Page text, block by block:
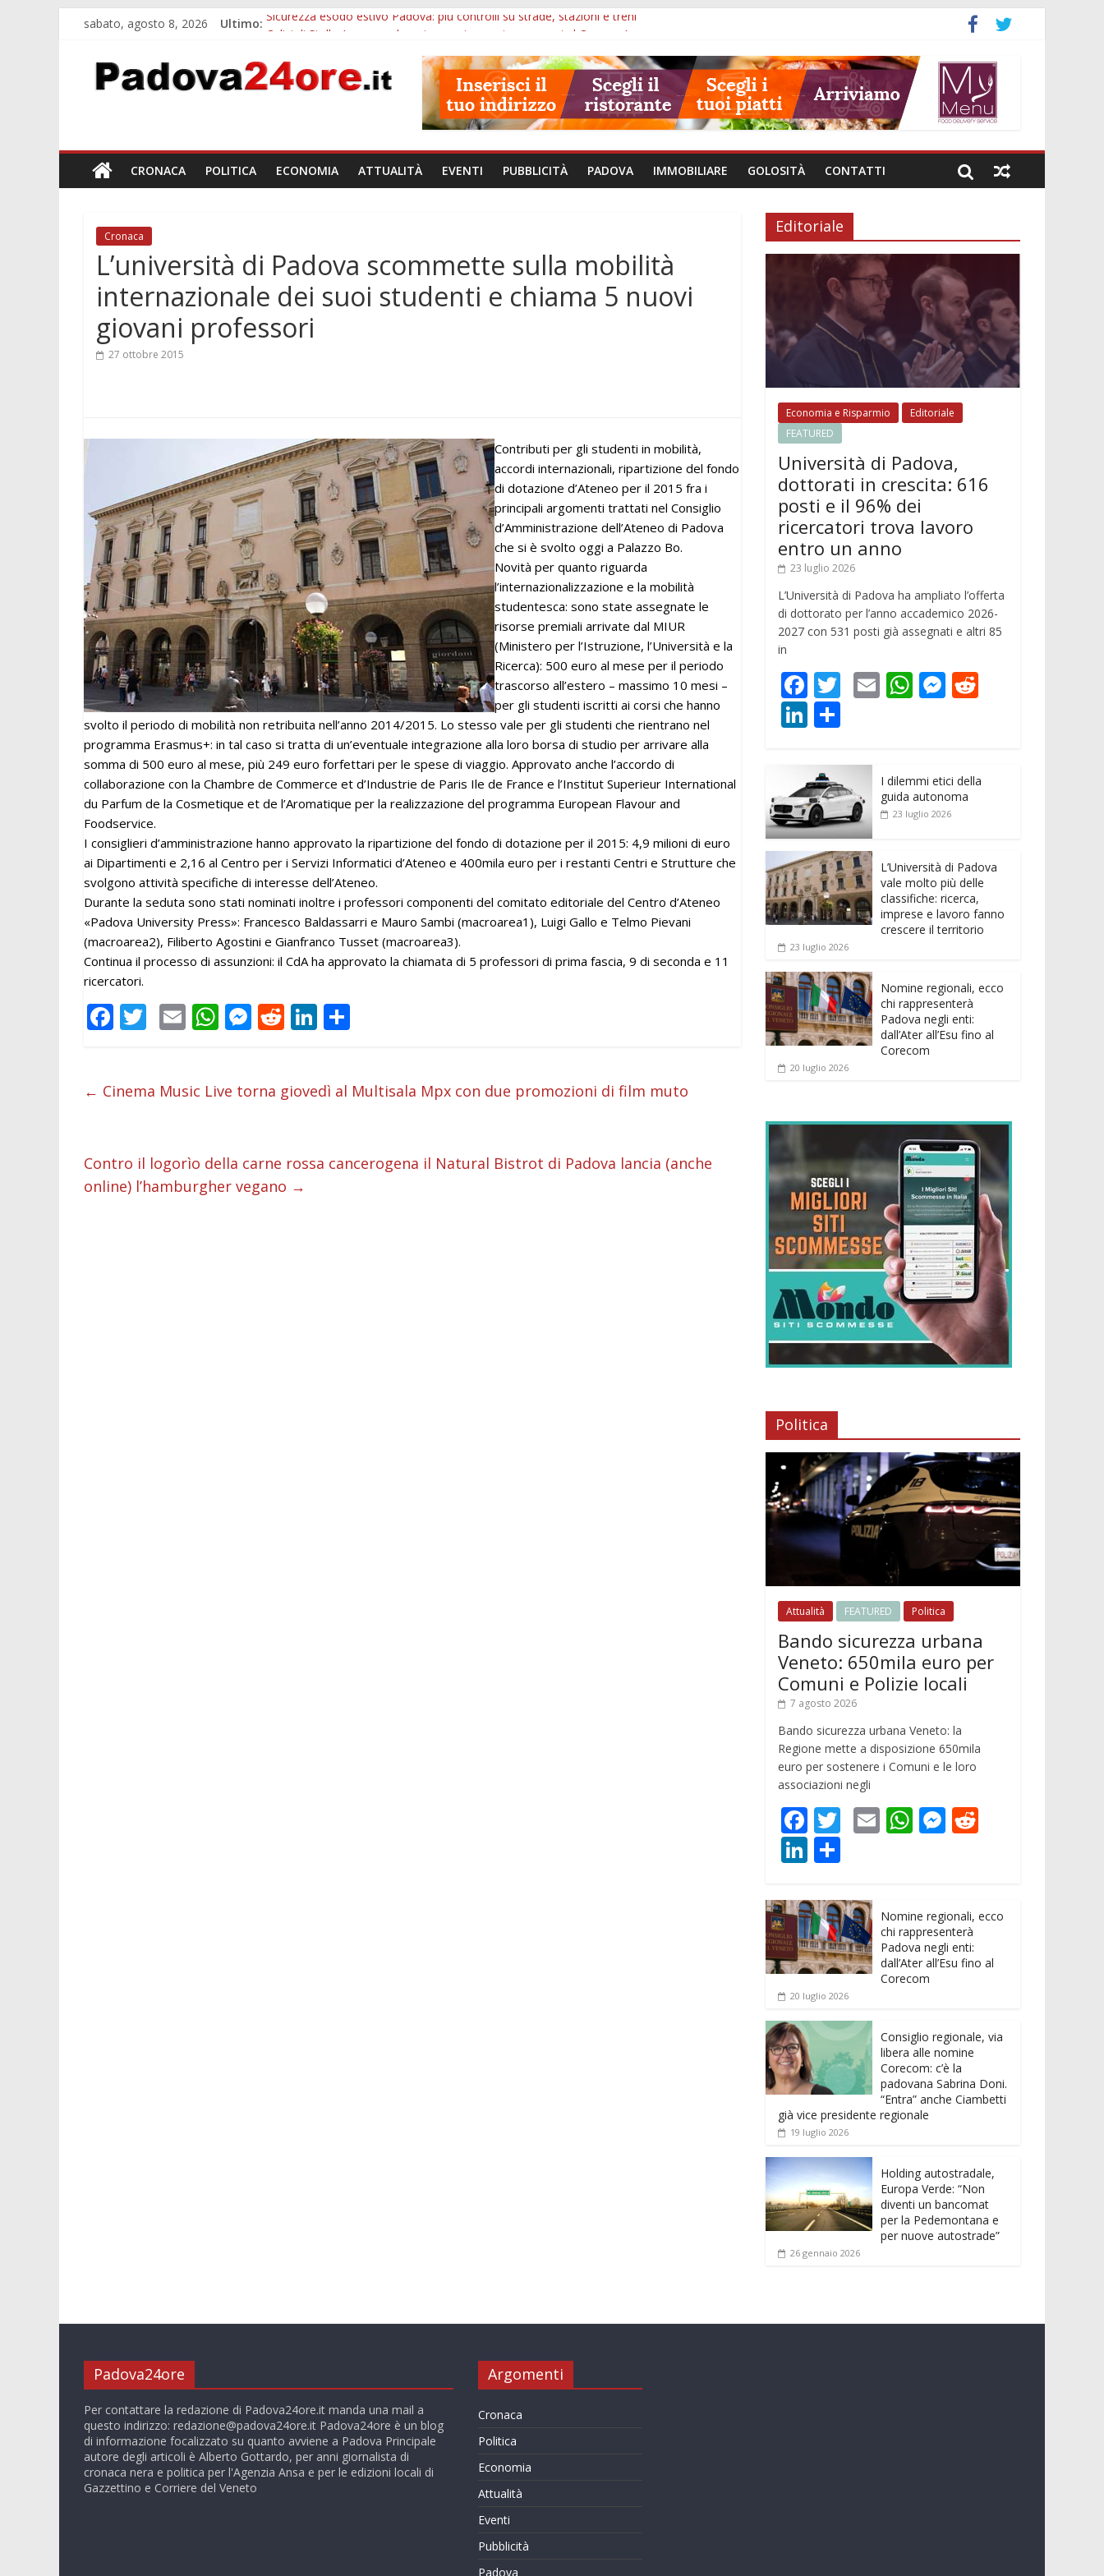
sabato, agosto 8, 2026 Ultimo: Sicurezza esodo estivo Padova: più controlli su strade, stazioni e treni
Notizie di Padova alle ore 10: censimento a Monselice, arresto antidroga e siccità
Notizie di Padova alle ore 23: maltrattamenti, arresto a Limena e progetto Cool Shop
Bando sicurezza urbana Veneto: 650mila euro per Comuni e Polizie locali
CRONACA POLITICA ECONOMIA ATTUALITÀ EVENTI PUBBLICITÀ PADOVA IMMOBILIARE GOLOSITÀ CONTATTI
Cronaca
L’università di Padova scommette sulla mobilità
internazionale dei suoi studenti e chiama 5 nuovi
giovani professori
27 ottobre 2015
Contributi per gli studenti in mobilità,
accordi internazionali, ripartizione del fondo
di dotazione d’Ateneo per il 2015 fra i
principali argomenti trattati nel Consiglio
d’Amministrazione dell’Ateneo di Padova
che si è svolto oggi a Palazzo Bo.
Novità per quanto riguarda
l’internazionalizzazione e la mobilità
studentesca: sono state assegnate le
risorse premiali arrivate dal MIUR
(Ministero per l’Istruzione, l’Università e la
Ricerca): 500 euro al mese per il periodo
trascorso all’estero – massimo 10 mesi –
per gli studenti iscritti ai corsi che hanno
svolto il periodo di mobilità non retribuita nell’anno 2014/2015. Lo stesso vale per gli studenti che rientrano nel
programma Erasmus+: in tal caso si tratta di un’eventuale integrazione alla loro borsa di studio per arrivare alla
somma di 500 euro al mese, più 249 euro forfettari per le spese di viaggio. Approvato anche l’accordo di
collaborazione con la Chambre de Commerce et d’Industrie de Paris Ile de France e l’Institut Superieur International
du Parfum de la Cosmetique et de l’Aromatique per la realizzazione del programma European Flavour and
Foodservice.
I consiglieri d’amministrazione hanno approvato la ripartizione del fondo di dotazione per il 2015: 4,9 milioni di euro
ai Dipartimenti e 2,16 al Centro per i Servizi Informatici d’Ateneo e 400mila euro per i restanti Centri e Strutture che
svolgono attività specifiche di interesse dell’Ateneo.
Durante la seduta sono stati nominati inoltre i professori componenti del comitato editoriale del Centro d’Ateneo
«Padova University Press»: Francesco Baldassarri e Mauro Sambi (macroarea1), Luigi Gallo e Telmo Pievani
(macroarea2), Filiberto Agostini e Gianfranco Tusset (macroarea3).
Continua il processo di assunzioni: il CdA ha approvato la chiamata di 5 professori di prima fascia, 9 di seconda e 11
ricercatori.
F
b
k
T
er
E
l
W
s
p
p
M
e
er
R
di
Li
e di
← Cinema Music Live torna giovedì al Multisala Mpx con due promozioni di film muto
Contro il logorìo della carne rossa cancerogena il Natural Bistrot di Padova lancia (anche
online) l’hamburgher vegano →
Editoriale
Economia e Risparmio
Editoriale
FEATURED
Università di Padova,
dottorati in crescita: 616
posti e il 96% dei
ricercatori trova lavoro
entro un anno
23 luglio 2026
L’Università di Padova ha ampliato l’offerta
di dottorato per l’anno accademico 2026-
2027 con 531 posti già assegnati e altri 85
in
F
ac
e
b
o
o
k
T
er
E W
A
p
M
n
g
t
Li
k
e
dI
n
n
di
vi
di
I dilemmi etici della
guida autonoma
23 luglio 2026
L’Università di Padova
vale molto più delle
classifiche: ricerca,
imprese e lavoro fanno
crescere il territorio
23 luglio 2026
Nomine regionali, ecco
chi rappresenterà
Padova negli enti:
dall’Ater all’Esu fino al
Corecom
20 luglio 2026
Politica
Attualità FEATURED Politica
Bando sicurezza urbana
Veneto: 650mila euro per
Comuni e Polizie locali
7 agosto 2026
Bando sicurezza urbana Veneto: la
Regione mette a disposizione 650mila
euro per sostenere i Comuni e le loro
associazioni negli
F
ac
e
b
o
o
k
T
er
E W
A
p
p
M
n
g
er
t
Li
k
e
dI
n
n
di
vi
di
Nomine regionali, ecco
chi rappresenterà
Padova negli enti:
dall’Ater all’Esu fino al
Corecom
20 luglio 2026
Consiglio regionale, via
libera alle nomine
Corecom: c’è la
padovana Sabrina Doni.
“Entra” anche Ciambetti
già vice presidente regionale
19 luglio 2026
Holding autostradale,
Europa Verde: “Non
diventi un bancomat
per la Pedemontana e
per nuove autostrade”
26 gennaio 2026
Padova24ore
Per contattare la redazione di Padova24ore.it manda una mail a
questo indirizzo: redazione@padova24ore.it Padova24ore è un blog
di informazione focalizzato su quanto avviene a Padova Principale
autore degli articoli è Alberto Gottardo, per anni giornalista di
cronaca nera e politica per l'Agenzia Ansa e per le edizioni locali di
Gazzettino e Corriere del Veneto
Argomenti
Cronaca
Politica
Economia
Attualità
Eventi
Pubblicità
Padova